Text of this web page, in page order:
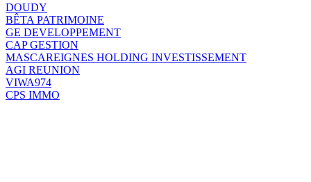
DOUDY
BÊTA PATRIMOINE
GE DEVELOPPEMENT
CAP GESTION
MASCAREIGNES HOLDING INVESTISSEMENT
AGI REUNION
VIWA974
CPS IMMO